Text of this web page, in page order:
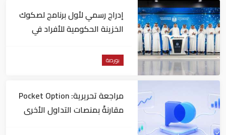
إدراج رسمي لأول برنامج لصكوك
الخزينة الحكومية للأفراد في
بورصة
مراجعة تحريرية: Pocket Option
مقارنةً بمنصات التداول الأخرى